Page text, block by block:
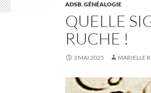
ADSB,GÉNÉALOGIE
QUELLE
RUCHE !
3 MAI 2025 MARIELLE